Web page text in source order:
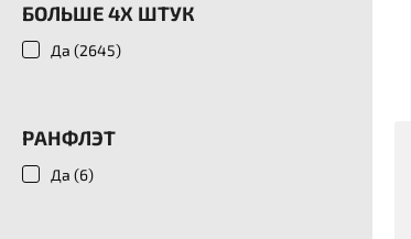
БОЛЬШЕ 4Х ШТУК
Да (2645)
РАНФЛЭТ
Да (6)